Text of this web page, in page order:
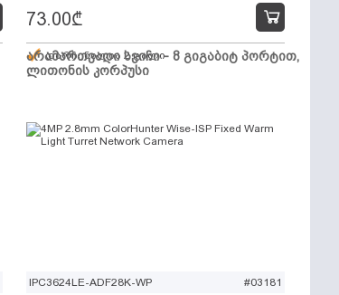
არამართვადი სვიჩი - 8 გიგაბიტ პორტით,
ლითონის კორპუსი
73.00₾
დარჩენილია 2 ცალი
IPC3624LE-ADF28K-WP #03181